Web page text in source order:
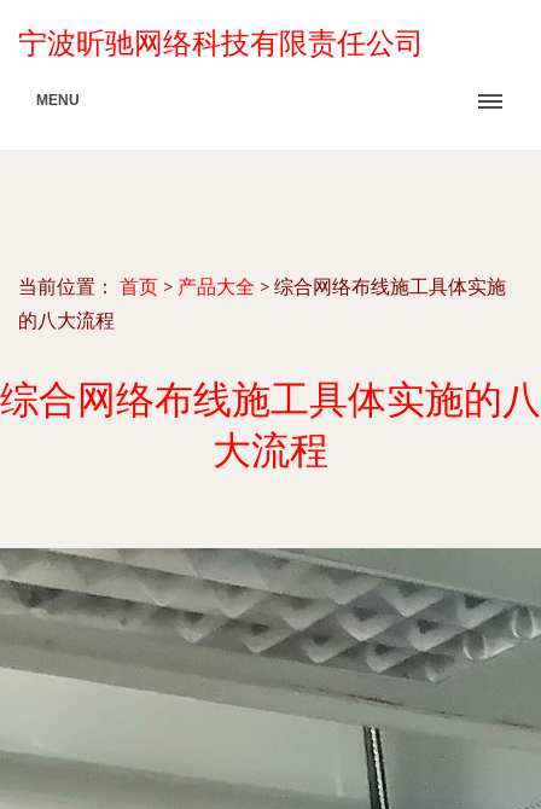
宁波昕驰网络科技有限责任公司
MENU
当前位置： 首页 > 产品大全 > 综合网络布线施工具体实施
的八大流程
综合网络布线施工具体实施的八
大流程